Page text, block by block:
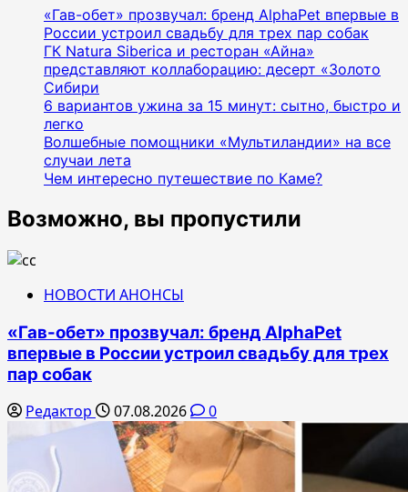
«Гав-обет» прозвучал: бренд AlphaPet впервые в
России устроил свадьбу для трех пар собак
ГК Natura Siberica и ресторан «Айна»
представляют коллаборацию: десерт «Золото
Сибири
6 вариантов ужина за 15 минут: сытно, быстро и
легко
Волшебные помощники «Мультиландии» на все
случаи лета
Чем интересно путешествие по Каме?
Возможно, вы пропустили
НОВОСТИ АНОНСЫ
«Гав-обет» прозвучал: бренд AlphaPet
впервые в России устроил свадьбу для трех
пар собак
Редактор 07.08.2026 0